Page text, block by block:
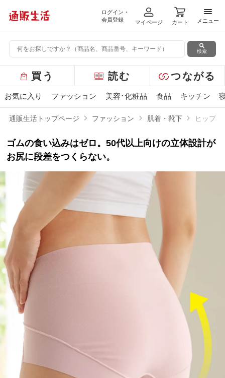
ログイン・
会員登録
マイページ カート
メニ
メニュー
検索
ー
バ
ュ
ー
買う 読む つながる
お気に入り ファッション 美容･化粧品 食品 キッチン
通販生活トップページ ファッション 肌着・靴下 ヒップ
ゴムの食い込みはゼロ。50代以上向けの立体設計が
お尻に段差をつくらない。